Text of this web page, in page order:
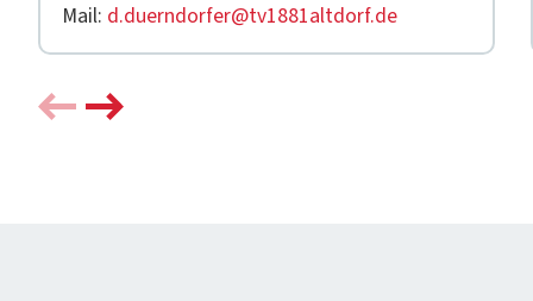
Mail: d.duerndorfer@tv1881altdorf.de